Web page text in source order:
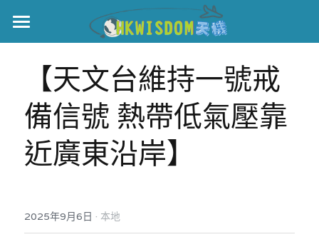
主頁
世界盃
伊美戰爭
黎智英案
美西媒體謊言實錄
宏福‧革新
港聞
【天文台維持一號戒
備信號 熱帶低氣壓靠
近廣東沿岸】
2025年9月6日 · 本地